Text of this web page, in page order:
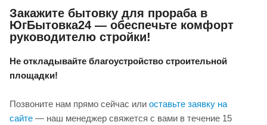
Закажите бытовку для прораба в
ЮгБытовка24 — обеспечьте комфорт
руководителю стройки!
Не откладывайте благоустройство строительной
площадки!
Позвоните нам прямо сейчас или оставьте заявку на
сайте — наш менеджер свяжется с вами в течение 15